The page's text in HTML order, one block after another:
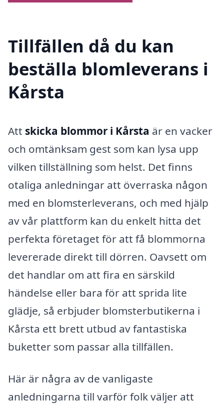
Tillfällen då du kan
beställa blomleverans i
Kårsta
Att skicka blommor i Kårsta är en vacker
och omtänksam gest som kan lysa upp
vilken tillställning som helst. Det finns
otaliga anledningar att överraska någon
med en blomsterleverans, och med hjälp
av vår plattform kan du enkelt hitta det
perfekta företaget för att få blommorna
levererade direkt till dörren. Oavsett om
det handlar om att fira en särskild
händelse eller bara för att sprida lite
glädje, så erbjuder blomsterbutikerna i
Kårsta ett brett utbud av fantastiska
buketter som passar alla tillfällen.
Här är några av de vanligaste
anledningarna till varför folk väljer att